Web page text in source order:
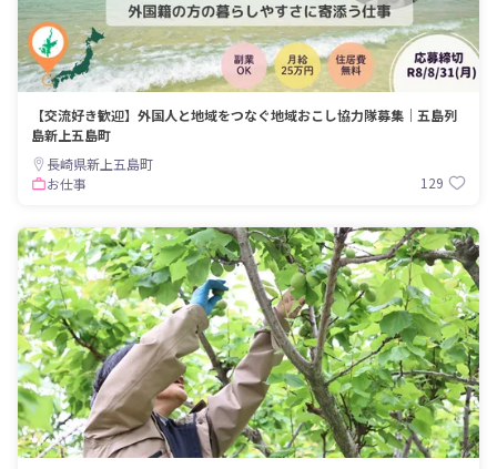
【交流好き歓迎】外国人と地域をつなぐ地域おこし協力隊募集｜五島列
島新上五島町
長崎県新上五島町
お仕事
129